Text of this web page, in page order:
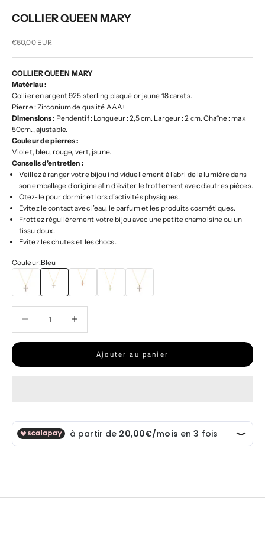
COLLIER QUEEN MARY
Prix de vente
€60,00 EUR
COLLIER QUEEN MARY
Matériau :
Collier en argent 925 sterling plaqué or jaune 18 carats.
Pierre : Zirconium de qualité AAA+
Dimensions : Pendentif : Longueur : 2,5 cm. Largeur : 2 cm. Chaîne : max
50cm., ajustable.
Couleur de pierres :
Violet, bleu, rouge, vert, jaune.
Conseils d'entretien :
Veillez à ranger votre bijou individuellement à l’abri de la lumière dans
son emballage d’origine afin d’éviter le frottement avec d’autres pièces.
Otez-le pour dormir et lors d’activités physiques.
Evitez le contact avec l’eau, le parfum et les produits cosmétiques.
Frottez régulièrement votre bijou avec une petite chamoisine ou un
tissu doux.
Evitez les chutes et les chocs.
Couleur:Bleu
Violet
Bleu Rouge vert jaune
Ajouter au panier